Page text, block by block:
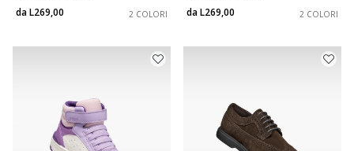
daL269,00 2 COLORI
daL269,00 2 COLORI